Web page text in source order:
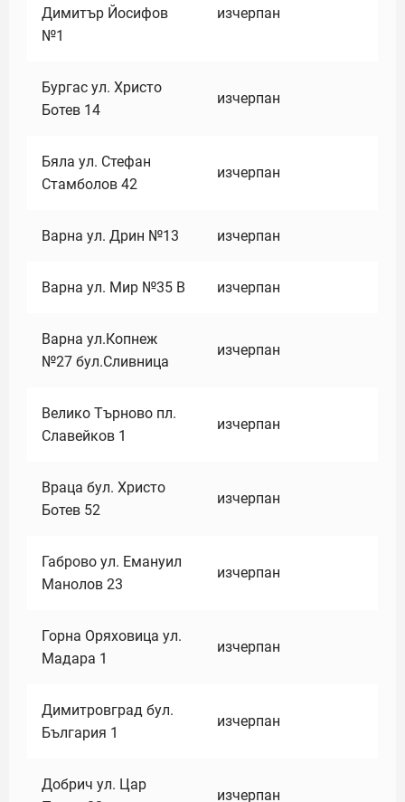
Димитър Йосифов
№1
изчерпан
Бургас ул. Христо
Ботев 14
изчерпан
Бяла ул. Стефан
Стамболов 42
изчерпан
Варна ул. Дрин №13 изчерпан
Варна ул. Мир №35 В изчерпан
Варна ул.Копнеж
№27 бул.Сливница
изчерпан
Велико Търново пл.
Славейков 1
изчерпан
Враца бул. Христо
Ботев 52
изчерпан
Габрово ул. Емануил
Манолов 23
изчерпан
Горна Оряховица ул.
Мадара 1
изчерпан
Димитровград бул.
България 1
изчерпан
Добрич ул. Цар
изчерпан